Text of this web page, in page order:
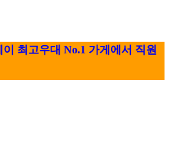
최고우대 No.1 가게에서 직원